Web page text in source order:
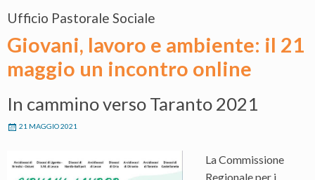
Ufficio Pastorale Sociale
Giovani, lavoro e ambiente: il 21
maggio un incontro online
In cammino verso Taranto 2021
21 MAGGIO 2021
La Commissione
Regionale per i